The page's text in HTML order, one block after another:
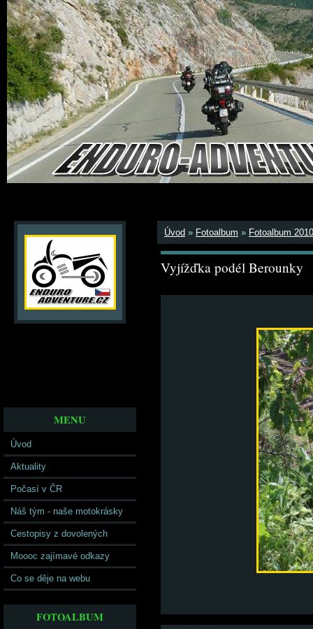
MENU
Úvod
Aktuality
Počasí v ČR
Náš tým - naše motokrásky
Cestopisy z dovolených
Moooc zajímavé odkazy
Co se děje na webu
FOTOALBUM
Úvod » Fotoalbum » Fotoalbum 2010
Vyjížďka podél Berounky